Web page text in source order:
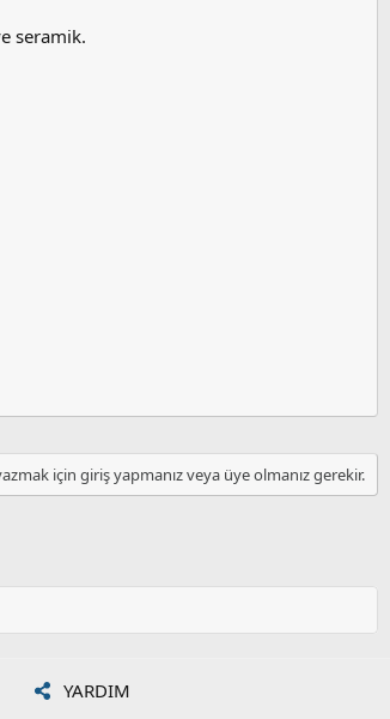
seramik.
için giriş yapmanız veya üye olmanız gerekir.
YARDIM